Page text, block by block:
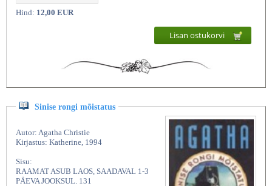
Hind: 12,00 EUR
Lisan ostukorvi
Sinise rongi mõistatus
Autor: Agatha Christie
Kirjastus: Katherine, 1994
Sisu:
RAAMAT ASUB LAOS, SAADAVAL 1-3
PÄEVA JOOKSUL. 131